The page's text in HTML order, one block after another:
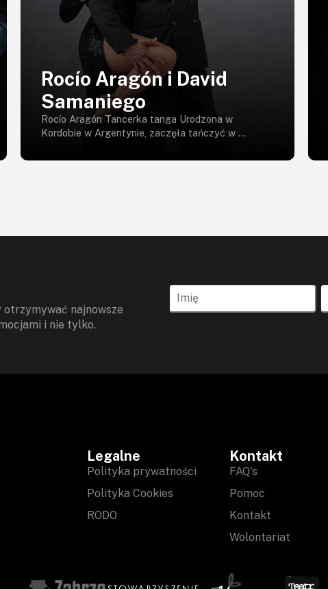
Rocío Aragón i David
Samaniego
Rocío Aragón Tancerka tanga Urodzona w
Kordobie w Argentynie, zaczęła tańczyć w ...
otrzymywać najnowsze
i nie tylko.
Legalne
Polityka prywatności
Polityka Cookies
RODO
Kontakt
FAQ's
Pomoc
Kontakt
Wolontariat